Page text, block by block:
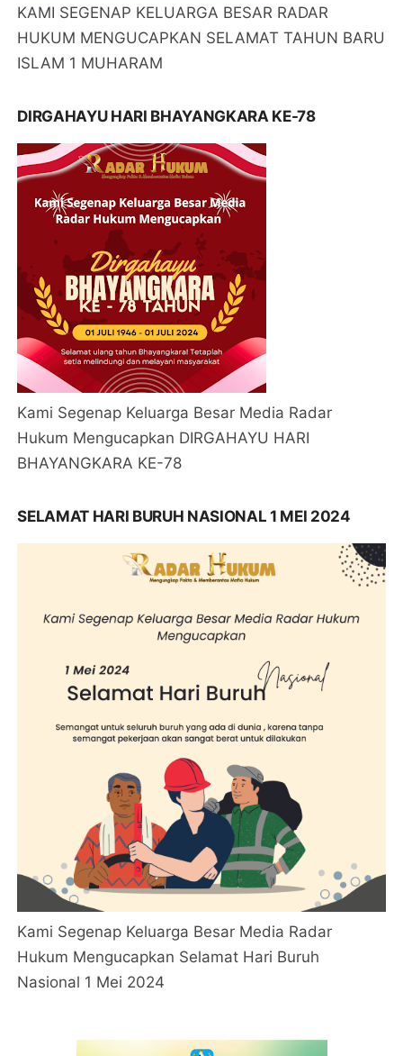
KAMI SEGENAP KELUARGA BESAR RADAR
HUKUM MENGUCAPKAN SELAMAT TAHUN BARU
ISLAM 1 MUHARAM
DIRGAHAYU HARI BHAYANGKARA KE-78
Kami Segenap Keluarga Besar Media Radar
Hukum Mengucapkan DIRGAHAYU HARI
BHAYANGKARA KE-78
SELAMAT HARI BURUH NASIONAL 1 MEI 2024
Kami Segenap Keluarga Besar Media Radar
Hukum Mengucapkan Selamat Hari Buruh
Nasional 1 Mei 2024